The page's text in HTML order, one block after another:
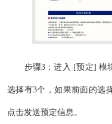
步骤3：进入 [预定] 模
选择有3个，如果前面的选
点击发送预定信息。